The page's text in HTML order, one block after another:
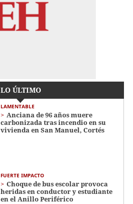
LO ÚLTIMO
LAMENTABLE
Anciana de 96 años muere
carbonizada tras incendio en su
vivienda en San Manuel, Cortés
FUERTE IMPACTO
Choque de bus escolar provoca
heridas en conductor y estudiante
en el Anillo Periférico